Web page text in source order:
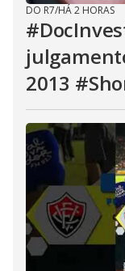
DO R7/HÁ 2 HORAS
2013